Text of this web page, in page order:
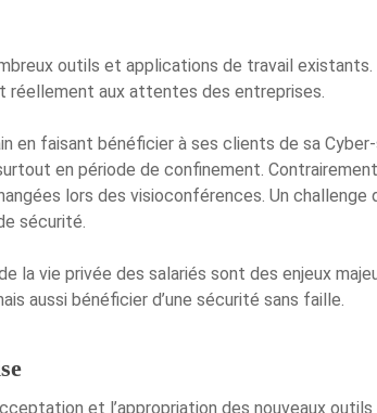
outils et applications de travail
réellement aux attentes des entreprises.
en faisant bénéficier à ses clients de sa
en période de confinement. Contrairement
lors des visioconférences. Un
sécurité.
la vie privée des salariés sont des enjeux
aussi bénéficier d’une sécurité sans faille.
et l’appropriation des nouveaux